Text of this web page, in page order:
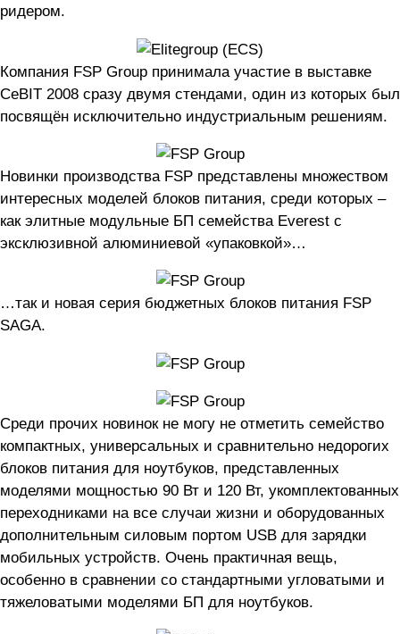
ридером.
Компания FSP Group принимала участие в выставке
CeBIT 2008 сразу двумя стендами, один из которых был
посвящён исключительно индустриальным решениям.
Новинки производства FSP представлены множеством
интересных моделей блоков питания, среди которых –
как элитные модульные БП семейства Everest с
эксклюзивной алюминиевой «упаковкой»…
…так и новая серия бюджетных блоков питания FSP
SAGA.
Среди прочих новинок не могу не отметить семейство
компактных, универсальных и сравнительно недорогих
блоков питания для ноутбуков, представленных
моделями мощностью 90 Вт и 120 Вт, укомплектованных
переходниками на все случаи жизни и оборудованных
дополнительным силовым портом USB для зарядки
мобильных устройств. Очень практичная вещь,
особенно в сравнении со стандартными угловатыми и
тяжеловатыми моделями БП для ноутбуков.